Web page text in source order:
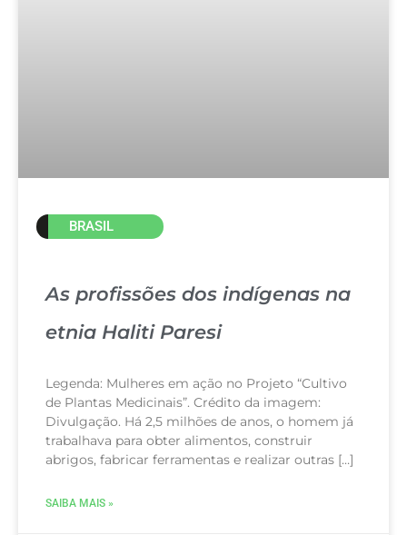
BRASIL
As profissões dos indígenas na
etnia Haliti Paresi
Legenda: Mulheres em ação no Projeto “Cultivo
de Plantas Medicinais”. Crédito da imagem:
Divulgação. Há 2,5 milhões de anos, o homem já
trabalhava para obter alimentos, construir
abrigos, fabricar ferramentas e realizar outras […]
SAIBA MAIS »